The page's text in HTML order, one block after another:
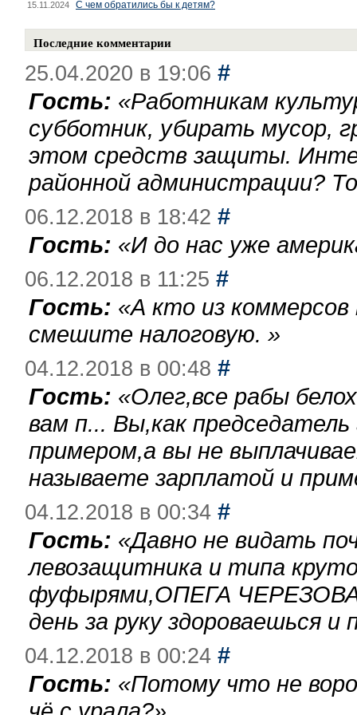
15.11.2024 С чем обратились бы к детям?
Последние комментарии
25.04.2020 в 19:06 #
Гость: «Работникам
субботник, убирать мусор,
этом средств защиты.
районной администрации?
06.12.2018 в 18:42 #
Гость: «И до нас уже
06.12.2018 в 11:25 #
Гость: «А кто из
смешите налоговую. »
04.12.2018 в 00:48 #
Гость: «Олег,все рабы
вам п... Вы,как
примером,а вы не
называете зарплатой и
04.12.2018 в 00:34 #
Гость: «Давно не видать
левозащитника и типа
фуфырями,ОПЕГА
день за руку здороваешься
04.12.2018 в 00:24 #
Гость: «Потому что не